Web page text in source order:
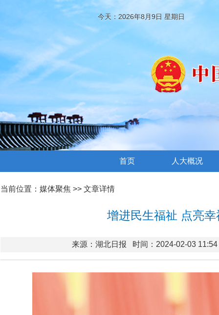
今天：2026年8月9日 星期日
首页 人大概况
当前位置： 媒体聚焦 >> 文章详情
增进民生福祉 点亮幸
来源：湖北日报 时间：2024-02-03 11:54